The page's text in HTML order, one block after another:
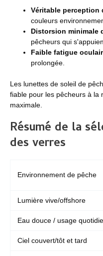
Véritable perception
couleurs
Distorsion minimale
pêcheurs qui
Faible fatigue
prolongée.
Les lunettes de soleil de
fiable pour les pêcheurs à la
maximale.
Résumé de la
des verres
Environnement de pêche
Lumière vive/offshore
Eau douce / usage
Ciel couvert/tôt et tard